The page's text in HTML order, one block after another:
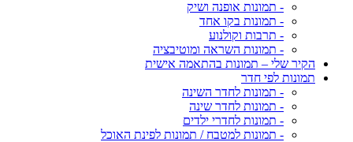
- תמונות אופנה ושיק
- תמונות בקו אחד
- תרבות וקולנוע
- תמונות השראה ומוטיבציה
הקיר שלי – תמונות בהתאמה אישית
תמונות לפי חדר
- תמונות לחדר השינה
- תמונות לחדר שינה
- תמונות לחדרי ילדים
- תמונות למטבח / תמונות לפינת האוכל